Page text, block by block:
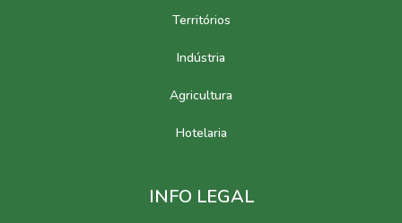
Territórios
Indústria
Agricultura
Hotelaria
INFO LEGAL